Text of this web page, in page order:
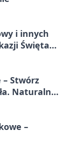
i innych
Święta
Stwórz
Naturalna
–